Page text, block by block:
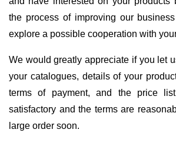
the process of improving our
explore a possible cooperation with
We would greatly appreciate if you let
your catalogues, details of your
terms of payment, and the price
satisfactory and the terms are
large order soon.